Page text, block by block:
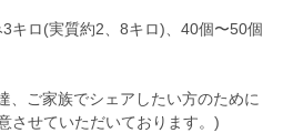
キロ(実質約2、8キロ)、40個〜50個
、ご家族でシェアしたい方のために
させていただいております。)